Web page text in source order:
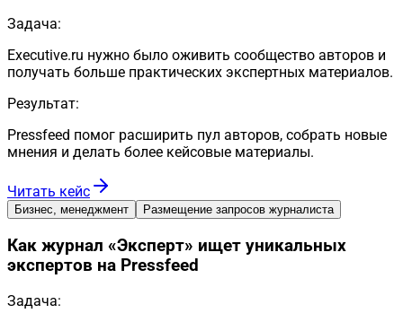
Задача:
Executive.ru нужно было оживить сообщество авторов и
получать больше практических экспертных материалов.
Результат:
Pressfeed помог расширить пул авторов, собрать новые
мнения и делать более кейсовые материалы.
Читать кейс
Бизнес, менеджмент Размещение запросов журналиста
Как журнал «Эксперт» ищет уникальных
экспертов на Pressfeed
Задача: